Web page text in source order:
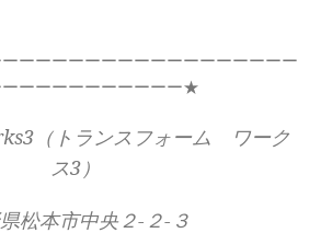
ーーーーーーーーーーーーーーーーー
ーーーーーーーーーーー★
（トランスフォーム ワーク
ス3）
松本市中央２-２-３